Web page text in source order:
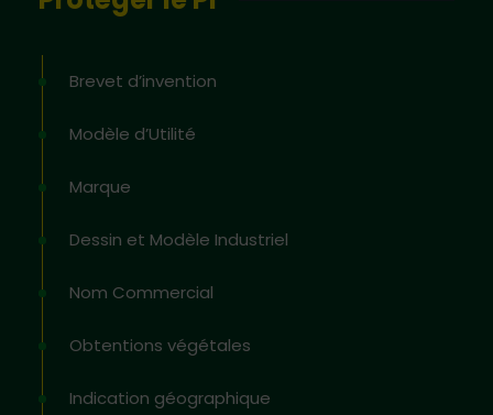
Brevet d’invention
Modèle d’Utilité
Marque
Dessin et Modèle Industriel
Nom Commercial
Obtentions végétales
Indication géographique